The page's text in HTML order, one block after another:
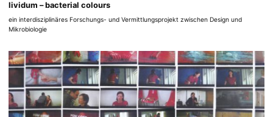
lividum – bacterial colours
ein interdisziplinäres Forschungs- und Vermittlungsprojekt zwischen Design und
Mikrobiologie